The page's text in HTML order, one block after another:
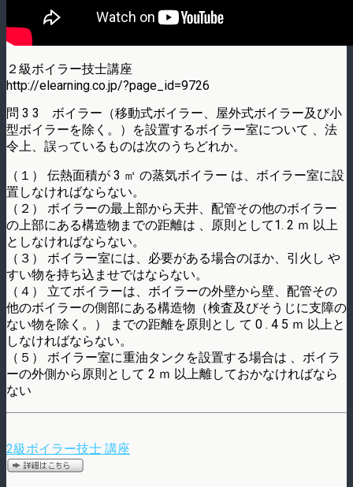
２級ボイラー技士講座
http://elearning.co.jp/?page_id=9726
問 3 3 ボイラー（移動式ボイラー、屋外式ボイラー及び小
型ボイラーを除く。）を設置するボイラー室について 、法
令上、誤っているものは次のうちどれか。
（１） 伝熱面積が 3 ㎡ の蒸気ボイラー は、ボイラー室に設
置しなければならない。
（２） ボイラーの最上部から天井、配管その他のボイラー
の上部にある構造物までの距離は 、原則として1. 2 ｍ 以上
としなければならない。
（３） ボイラー室には、必要がある場合のほか、引火し や
すい物を持ち込ませではならない。
（４） 立てボイラーは、ボイラーの外壁から壁、配管その
他のボイラーの側部にある構造物（検査及びそうじに支障の
ない物を除く。） までの距離を原則とし て 0 . 4 5 ｍ 以上と
しなければならない。
（５） ボイラー室に重油タンクを設置する場合は 、ボイラ
ーの外側から原則として 2 ｍ 以上離しておかなければなら
ない
2級ボイラー技士 講座